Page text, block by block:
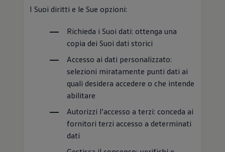
I Suoi diritti e le Sue opzioni:
Richieda i Suoi dati: ottenga una
copia dei Suoi dati storici
Accesso ai dati personalizzato:
selezioni miratamente punti dati ai
quali desidera accedere o che intende
abilitare
Autorizzi l’accesso a terzi: conceda ai
fornitori terzi accesso a determinati
dati